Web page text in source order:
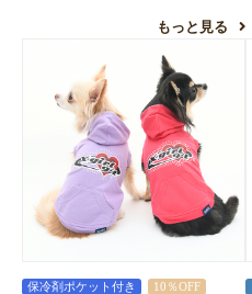
もっと見る
保冷剤ポケット付き
10％OFF